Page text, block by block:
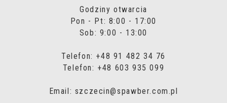
Godziny otwarcia
Pon - Pt: 8:00 - 17:00
Sob: 9:00 - 13:00
Telefon: +48 91 482 34 76
Telefon: +48 603 935 099
Email: szczecin@spawber.com.pl